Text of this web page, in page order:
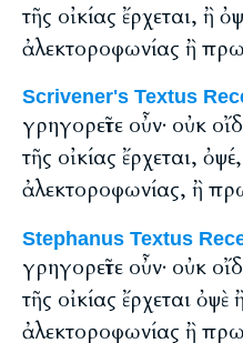
τῆς οἰκίας ἔρχεται, ἢ
ἀλεκτοροφωνίας ἢ
Scrivener's Textus
γρηγορεῖτε οὖν· οὐκ
τῆς οἰκίας ἔρχεται,
ἀλεκτοροφωνίας, ἢ
Stephanus Textus
γρηγορεῖτε οὖν· οὐκ
τῆς οἰκίας ἔρχεται ὀψὲ
ἀλεκτοροφωνίας ἢ